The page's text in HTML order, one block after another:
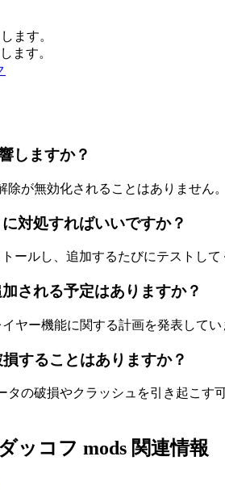
ます。
ます。
しますか？
除が無効化されることはありません
対処すればいいですか？
ールし、追加するたびにテストし
される予定はありますか？
イヤー機能に関する計画を発表して
することはありますか？
タの破損やクラッシュを引き起こ
ッコフ mods 関連情報